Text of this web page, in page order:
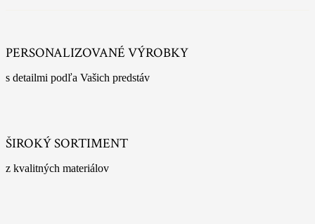
PERSONALIZOVANÉ VÝROBKY
s detailmi podľa Vašich predstáv
ŠIROKÝ SORTIMENT
z kvalitných materiálov